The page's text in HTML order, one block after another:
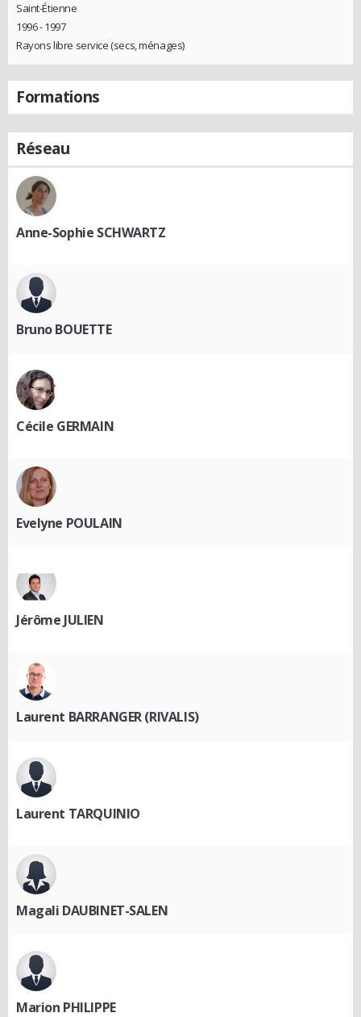
Saint-Étienne
1996 - 1997
Rayons libre service (secs, ménages)
Formations
Réseau
Anne-Sophie SCHWARTZ
Bruno BOUETTE
Cécile GERMAIN
Evelyne POULAIN
Jérôme JULIEN
Laurent BARRANGER (RIVALIS)
Laurent TARQUINIO
Magali DAUBINET-SALEN
Marion PHILIPPE